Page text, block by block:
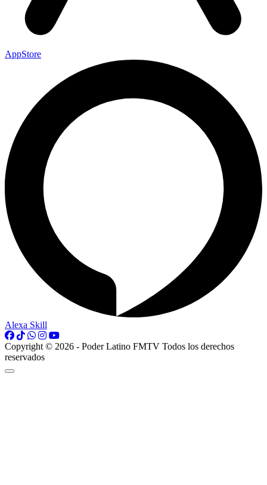
AppStore
Alexa Skill
Copyright © 2026 - Poder Latino FMTV Todos los derechos
reservados